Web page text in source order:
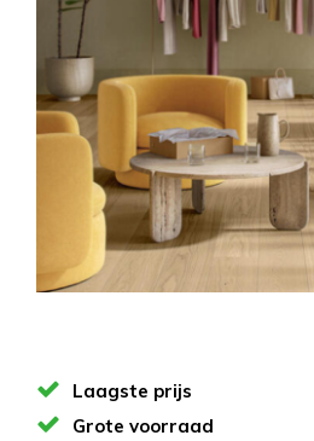
Laagste prijs
Grote voorraad